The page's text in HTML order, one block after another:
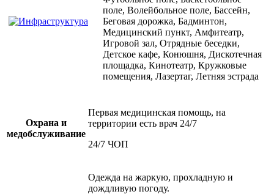
поле, Волейбольное поле, Бассейн,
Беговая дорожка, Бадминтон,
Медицинский пункт, Амфитеатр,
Игровой зал, Отрядные беседки,
Детское кафе, Конюшня, Дискотечная
площадка, Кинотеатр, Кружковые
помещения, Лазертаг, Летняя эстрада
Охрана и
медобслуживание
Первая медицинская помощь, на
территории есть врач 24/7
24/7 ЧОП
Одежда на жаркую, прохладную и
дождливую погоду.